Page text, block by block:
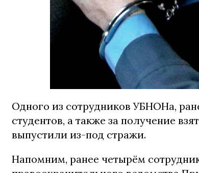
Одного из сотрудников УБНОНа,
студентов, а также за получение
выпустили из-под стражи.
Напомним, ранее четырём